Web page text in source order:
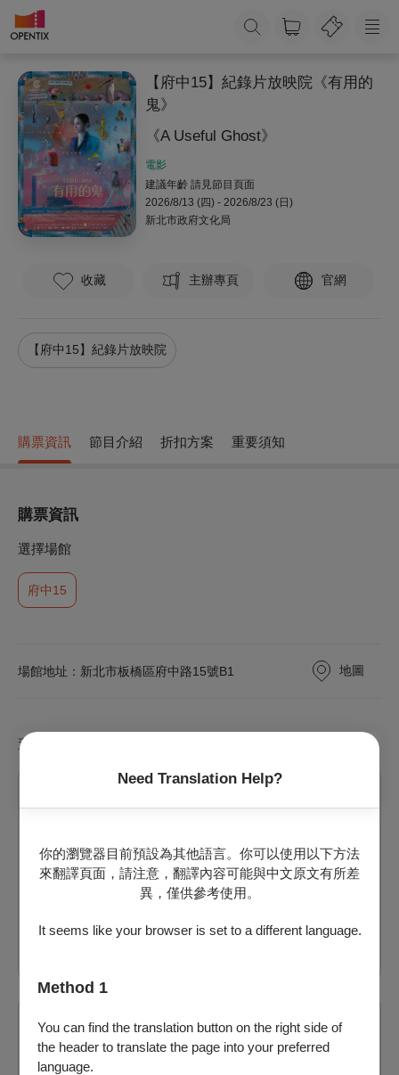
Need Translation Help?
你的瀏覽器目前預設為其他語言。你可以使用以下方法
來翻譯頁面，請注意，翻譯內容可能與中文原文有所差
異，僅供參考使用。
It seems like your browser is set to a different language.
Method 1
You can find the translation button on the right side of
the header to translate the page into your preferred
language.
【府中15】紀錄片放映院《有用的
鬼》
《A Useful Ghost》
電影
建議年齡 請見節目頁面
2026/8/13 (四) - 2026/8/23 (日)
新北市政府文化局
收藏 主辦專頁 官網
【府中15】紀錄片放映院
購票資訊 節目介紹 折扣方案 重要須知
購票資訊
選擇場館
府中15
場館地址：新北市板橋區府中路15號B1 地圖
選擇場次
提供電子票
2026/8/23 (日) 13:30
府中15